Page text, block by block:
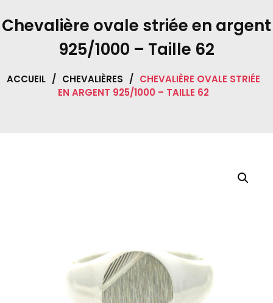
Chevalière ovale striée en argent
925/1000 – Taille 62
ACCUEIL / CHEVALIÈRES / CHEVALIÈRE OVALE STRIÉE
EN ARGENT 925/1000 – TAILLE 62